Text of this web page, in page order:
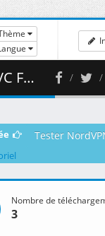
)
Tester
Nombre de
3